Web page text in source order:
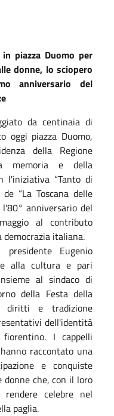
piazza Duomo per
donne, lo sciopero
anniversario del
da centinaia di
oggi piazza Duomo,
della Regione
memoria e della
l'iniziativa “Tanto di
de “La Toscana delle
l'80° anniversario del
al contributo
italiana.
presidente Eugenio
alla cultura e pari
al sindaco di
della Festa della
diritti e tradizione
dell'identità
I cappelli
raccontato una
e conquiste
che, con il loro
celebre nel
paglia.